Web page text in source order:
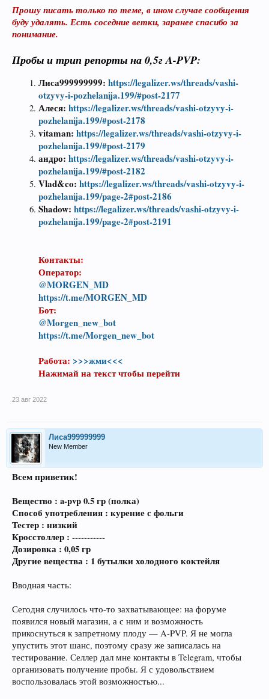
Прошу писать только по теме, в ином случае сообщения
буду удалять. Есть соседние ветки, заранее спасибо за
понимание.
Пробы и трип репорты на 0,5г A-PVP:
Лиса999999999: https://legalizer.ws/threads/vashi-
otzyvy-i-pozhelanija.199/#post-2177
Алеся: https://legalizer.ws/threads/vashi-otzyvy-i-
pozhelanija.199/#post-2178
vitaman: https://legalizer.ws/threads/vashi-otzyvy-i-
pozhelanija.199/#post-2179
андро: https://legalizer.ws/threads/vashi-otzyvy-i-
pozhelanija.199/#post-2182
Vlad&co: https://legalizer.ws/threads/vashi-otzyvy-i-
pozhelanija.199/page-2#post-2186
Shadow: https://legalizer.ws/threads/vashi-otzyvy-i-
pozhelanija.199/page-2#post-2191
Контакты:
Оператор:
@MORGEN_MD
https://t.me/MORGEN_MD
Бот:
@Morgen_new_bot
https://t.me/Morgen_new_bot
Работа: >>>жми<<<
Нажимай на текст чтобы перейти
23 авг 2022
Лиса999999999
New Member
Всем приветик!
Вещество : a-pvp 0.5 гр (полка)
Способ употребления : курение с фольги
Тестер : низкий
Кросстоллер : -----------
Дозировка : 0,05 гр
Другие вещества : 1 бутылки холодного коктейля
Вводная часть:
Сегодня случилось что-то захватывающее: на форуме
появился новый магазин, а с ним и возможность
прикоснуться к запретному плоду — A-PVP. Я не могла
упустить этот шанс, поэтому сразу же записалась на
тестирование. Селлер дал мне контакты в Telegram, чтобы
организовать получение пробы. Я с удовольствием
воспользовалась этой возможностью...